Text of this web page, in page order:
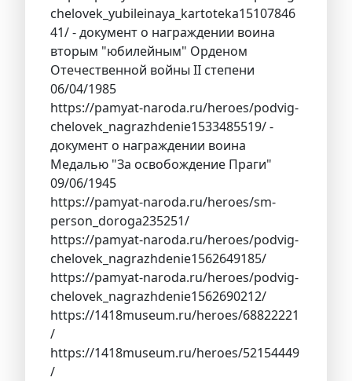
chelovek_yubileinaya_kartoteka15107846
41/ - документ о награждении воина
вторым "юбилейным" Орденом
Отечественной войны II степени
06/04/1985
https://pamyat-naroda.ru/heroes/podvig-
chelovek_nagrazhdenie1533485519/ -
документ о награждении воина
Медалью "За освобождение Праги"
09/06/1945
https://pamyat-naroda.ru/heroes/sm-
person_doroga235251/
https://pamyat-naroda.ru/heroes/podvig-
chelovek_nagrazhdenie1562649185/
https://pamyat-naroda.ru/heroes/podvig-
chelovek_nagrazhdenie1562690212/
https://1418museum.ru/heroes/68822221
/
https://1418museum.ru/heroes/52154449
/